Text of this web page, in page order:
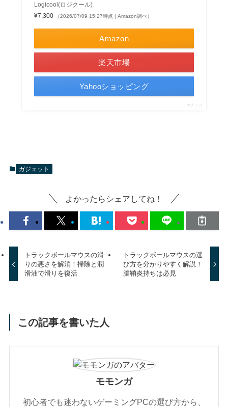
Logicool(ロジクール)
¥7,300
（2026/07/09 15:27時点 | Amazon調べ）
Amazon
楽天市場
Yahooショッピング
ポチップ
ガジェット
よかったらシェアしてね！
トラックボールマウスの滑
りの悪さを解消！掃除と潤
滑油で滑りを復活
トラックボールマウスの選
び方を分かりやすく解説！
腱鞘炎持ちは必見
この記事を書いた人
モモンガ
初心者でも迷わないゲーミングPCの選び方から、